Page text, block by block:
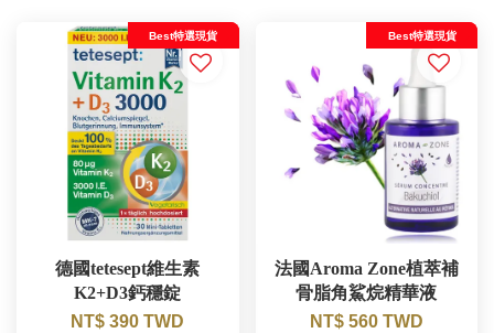
Best特選現貨
德國tetesept維生素
K2+D3鈣穩錠
NT$ 390 TWD
Best特選現貨
法國Aroma Zone植萃補
骨脂角鯊烷精華液
NT$ 560 TWD